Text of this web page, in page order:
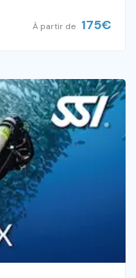
À partir de 175€